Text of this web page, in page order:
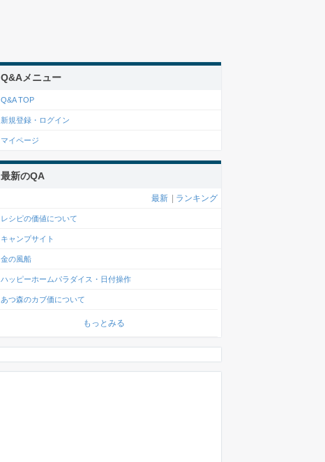
Q&Aメニュー
Q&A TOP
新規登録・ログイン
マイページ
最新のQA
最新 ランキング
レシピの価値について
キャンプサイト
金の風船
ハッピーホームパラダイス・日付操作
あつ森のカブ価について
もっとみる